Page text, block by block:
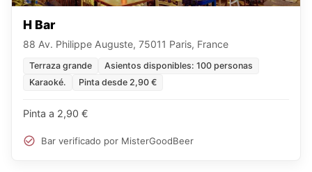
H Bar
88 Av. Philippe Auguste, 75011 Paris, France
Terraza grande
Asientos disponibles: 100 personas
Karaoké.
Pinta desde 2,90 €
Pinta a 2,90 €
Bar verificado por MisterGoodBeer